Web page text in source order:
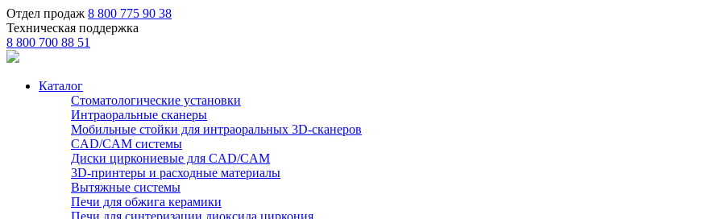
Отдел продаж 8 800 775 90 38
Техническая поддержка
8 800 700 88 51
Каталог
Стоматологические установки
Интраоральные сканеры
Мобильные стойки для интраоральных 3D-сканеров
CAD/CAM системы
Диски циркониевые для CAD/CAM
3D-принтеры и расходные материалы
Вытяжные системы
Печи для обжига керамики
Печи для синтеризации диоксида циркония